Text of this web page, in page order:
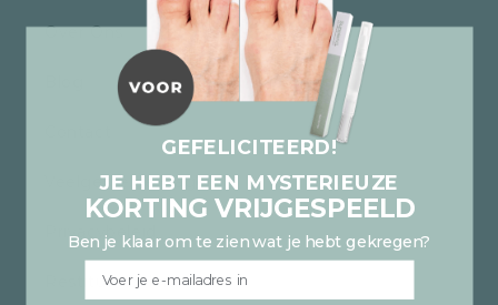
Over Ons
Veelgestelde vragen
Privacybeleid
Restitutiebeleid
GEFELICITEERD!
JE HEBT EEN MYSTERIEUZE
KORTING VRIJGESPEELD
Ben je klaar om te zien wat je hebt gekregen?